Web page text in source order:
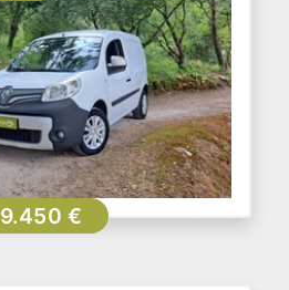
9.450 €